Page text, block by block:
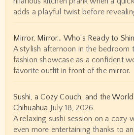
adds a playful twist before
Mirror, Mirror… Who’s Ready to
A stylish afternoon in the bedroom
fashion showcase as a confident
favorite outfit in front of the mirror.
Sushi, a Cozy Couch, and the
Chihuahua July 18, 2026
A relaxing sushi session on a cozy
even more entertaining thanks to